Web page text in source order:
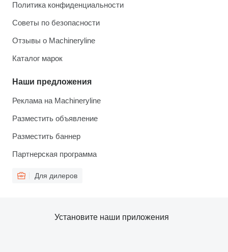
Политика конфиденциальности
Советы по безопасности
Отзывы о Machineryline
Каталог марок
Наши предложения
Реклама на Machineryline
Разместить объявление
Разместить баннер
Партнерская программа
Для дилеров
Установите наши приложения